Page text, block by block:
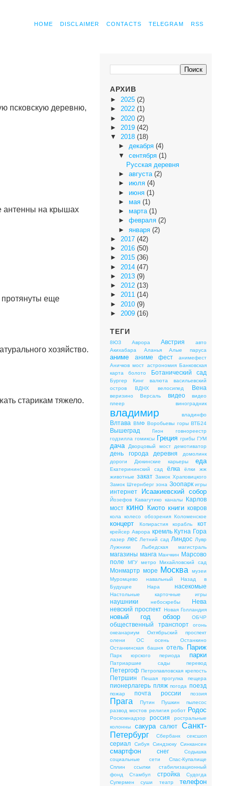
HOME DISCLAIMER CONTACTS TELEGRAM RSS
псковскую деревню,
антенны на крышах
протянуты еще
хозяйство.
старикам тяжело.
АРХИВ
► 2025 (2)
► 2022 (1)
► 2020 (2)
► 2019 (42)
▼ 2018 (18)
► декабря (4)
▼ сентября (1)
Русская деревня
► августа (2)
► июля (4)
► июня (1)
► мая (1)
► марта (1)
► февраля (2)
► января (2)
► 2017 (42)
► 2016 (50)
► 2015 (36)
► 2014 (47)
► 2013 (9)
► 2012 (13)
► 2011 (14)
► 2010 (9)
► 2009 (16)
ТЕГИ
8ЮЗ Аврора Австрия
авто
Акихабара
Аланья Алые паруса
аниме аниме фест
анимефест
Аничков мост астрономия Банковская
карта
болото Ботанический сад
Бургер Кинг валюта
васильевский
остров
ВДНХ велосипед Вена
веризино Версаль видео
видео
плеер
виноградник
владимир владинфо
Влтава ВМФ Воробьевы горы ВТБ24
Вышеград Гион
говнореестр
годзилла гомиксы Греция грибы ГУМ
дача Дворцовый мост демотиватор
день города деревня
домолинк
дороги
Дюкинские карьеры еда
Екатерининский сад ёлка ёлки
жж
животные закат Замок Храповицкого
Замок Штернберг зона Зоопарк игры
интернет Исаакиевский собор
Йозефов Кавагутико каналы
Карлов
мост кино Киото книги ковров
кола колесо обозрения Коломенское
концерт Копирастия корабль кот
крейсер Аврора кремль Кутна Гора
лазер лес Летний сад Линдос Лувр
Лужники
Лыбедская магистраль
магазины манга Манчкин Марсово
поле
МГУ метро Михайловский сад
Монмартр море Москва
музеи
Муромцево
навальный
Назад в
Будущее
Нара насекомые
Настольные карточные игры
наушники небоскребы
Нева
невский проспект Новая Голландия
новый год обзор ОБЧР
общественный транспорт
огонь
океанариум
Октябрьский проспект
олени
ОС осень
Останкино
Останкинская башня
отель Париж
Парк юрского периода парки
Патриаршие сады перевод
Петергоф Петропавловская крепость
Петршин Пешая прогулка пещера
пионерлагерь пляж погода поезд
пожар почта россии поэзия
Прага Путин Пушкин
пылесос
развод мостов религия робот Родос
Роскомнадзор россия
ростральные
колонны
сакура салют
Санкт-
Петербург
Сбербанк сексшоп
сериал Сибуя Синдзюку Синкансен
смартфон снег
Содышка
социальные сети
Спас-Купалище
Сплин
ссылки
стабилизационный
фонд
Стамбул стройка
Судогда
Супермен
суши театр телефон